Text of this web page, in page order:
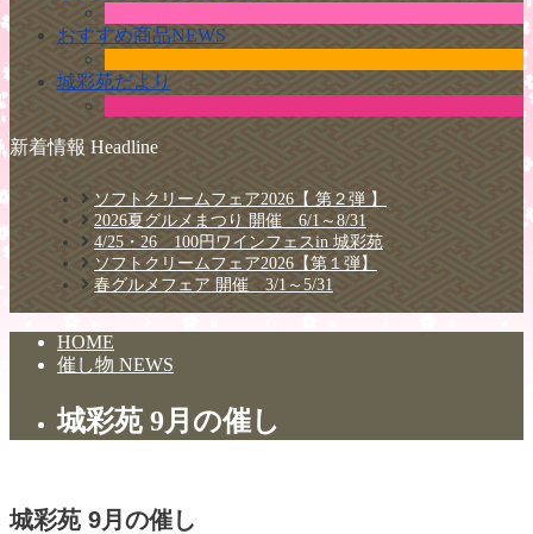
おすすめ商品NEWS
城彩苑だより
新着情報 Headline
ソフトクリームフェア2026【 第２弾 】
2026夏グルメまつり 開催 6/1～8/31
4/25・26 100円ワインフェスin 城彩苑
ソフトクリームフェア2026【第１弾】
春グルメフェア 開催 3/1～5/31
HOME
催し物 NEWS
城彩苑 9月の催し
城彩苑 9月の催し